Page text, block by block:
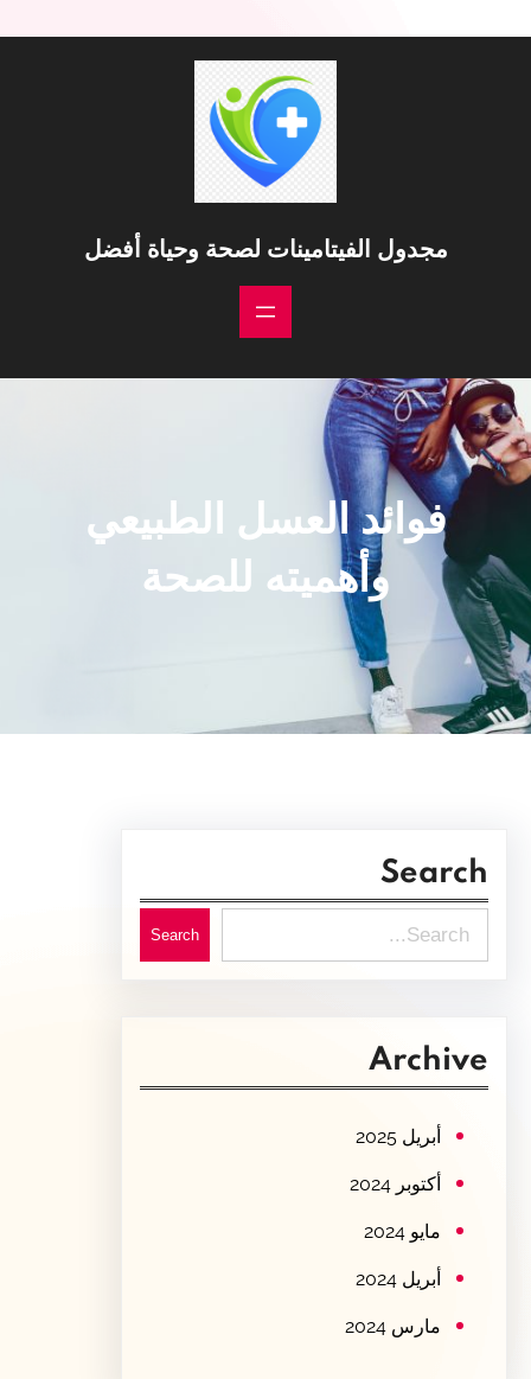
مجدول الفيتامينات لصحة وحياة أفضل
فوائد العسل الطبيعي
وأهميته للصحة
Search
e
c
Search
Archive
أبريل 2025
أكتوبر 2024
مايو 2024
أبريل 2024
مارس 2024